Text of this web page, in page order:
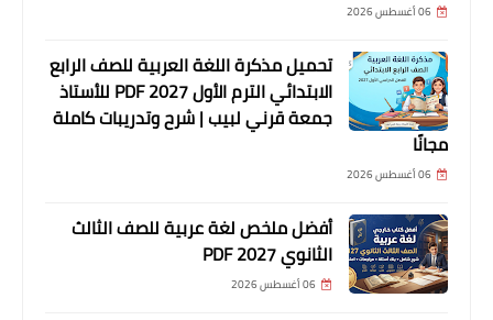
06 أغسطس 2026
تحميل مذكرة اللغة العربية للصف الرابع
الابتدائي الترم الأول 2027 PDF للأستاذ
جمعة قرني لبيب | شرح وتدريبات كاملة
مجانًا
06 أغسطس 2026
أفضل ملخص لغة عربية للصف الثالث
الثانوي 2027 PDF
06 أغسطس 2026